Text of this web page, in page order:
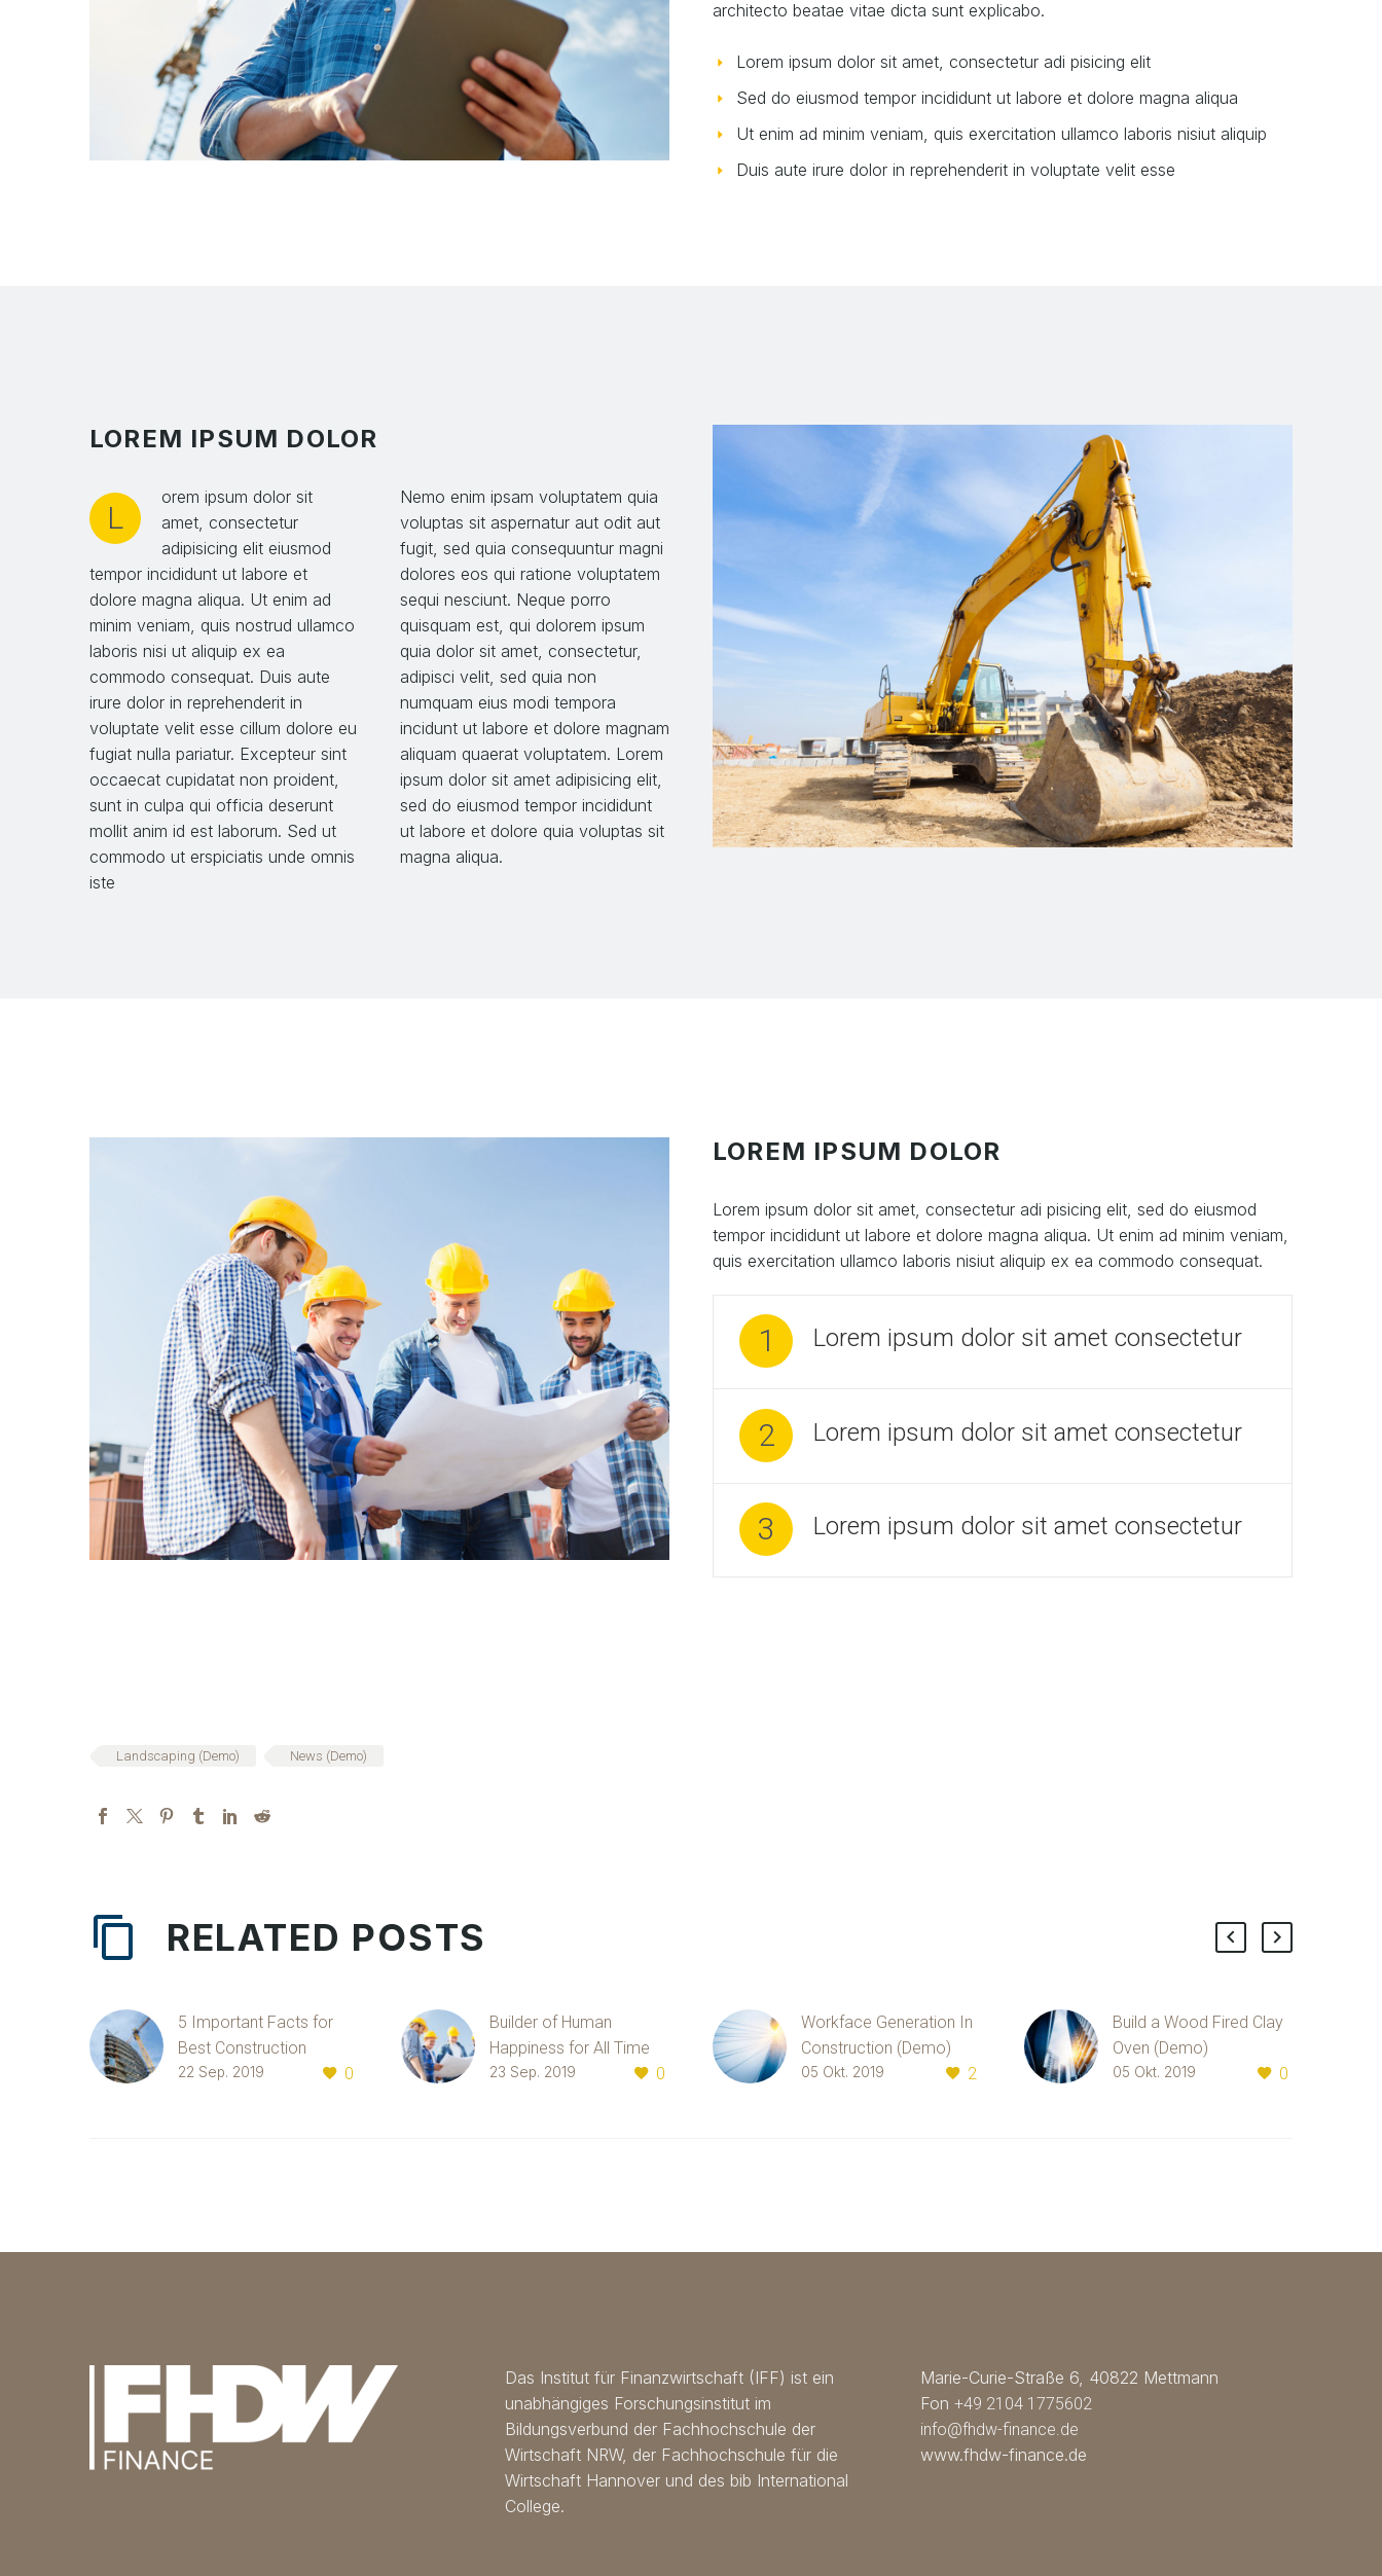
architecto beatae vitae dicta sunt explicabo.
Lorem ipsum dolor sit amet, consectetur adi pisicing elit
Sed do eiusmod tempor incididunt ut labore et dolore magna aliqua
Ut enim ad minim veniam, quis exercitation ullamco laboris nisiut aliquip
Duis aute irure dolor in reprehenderit in voluptate velit esse
LOREM IPSUM DOLOR
L
orem ipsum dolor sit
amet, consectetur
adipisicing elit eiusmod
tempor incididunt ut labore et
dolore magna aliqua. Ut enim ad
minim veniam, quis nostrud ullamco
laboris nisi ut aliquip ex ea
commodo consequat. Duis aute
irure dolor in reprehenderit in
voluptate velit esse cillum dolore eu
fugiat nulla pariatur. Excepteur sint
occaecat cupidatat non proident,
sunt in culpa qui officia deserunt
mollit anim id est laborum. Sed ut
commodo ut erspiciatis unde omnis
iste
Nemo enim ipsam voluptatem quia
voluptas sit aspernatur aut odit aut
fugit, sed quia consequuntur magni
dolores eos qui ratione voluptatem
sequi nesciunt. Neque porro
quisquam est, qui dolorem ipsum
quia dolor sit amet, consectetur,
adipisci velit, sed quia non
numquam eius modi tempora
incidunt ut labore et dolore magnam
aliquam quaerat voluptatem. Lorem
ipsum dolor sit amet adipisicing elit,
sed do eiusmod tempor incididunt
ut labore et dolore quia voluptas sit
magna aliqua.
LOREM IPSUM DOLOR
Lorem ipsum dolor sit amet, consectetur adi pisicing elit, sed do eiusmod
tempor incididunt ut labore et dolore magna aliqua. Ut enim ad minim veniam,
quis exercitation ullamco laboris nisiut aliquip ex ea commodo consequat.
1 Lorem ipsum dolor sit amet consectetur
2 Lorem ipsum dolor sit amet consectetur
3 Lorem ipsum dolor sit amet consectetur
Landscaping (Demo) News (Demo)
RELATED POSTS
5 Important Facts for
Best Construction
(Demo)
nec sagittis sem nibh id
0
22 Sep. 2019
Builder of Human
Happiness for All Time
(Demo)
nec sagittis sem nibh id
0
23 Sep. 2019
Workface Generation In
Construction (Demo)
Lorem Ipsum. Proin
elit. Duis sed odio sit
2
05 Okt. 2019
Build a Wood Fired Clay
Oven (Demo)
Lorem Ipsum. Proin
elit. Duis sed odio sit
0
05 Okt. 2019
Das Institut für Finanzwirtschaft (IFF) ist ein
unabhängiges Forschungsinstitut im
Bildungsverbund der Fachhochschule der
Wirtschaft NRW, der Fachhochschule für die
Wirtschaft Hannover und des bib International
College.
Marie-Curie-Straße 6, 40822 Mettmann
Fon +49 2104 1775602
info@fhdw-finance.de
www.fhdw-finance.de